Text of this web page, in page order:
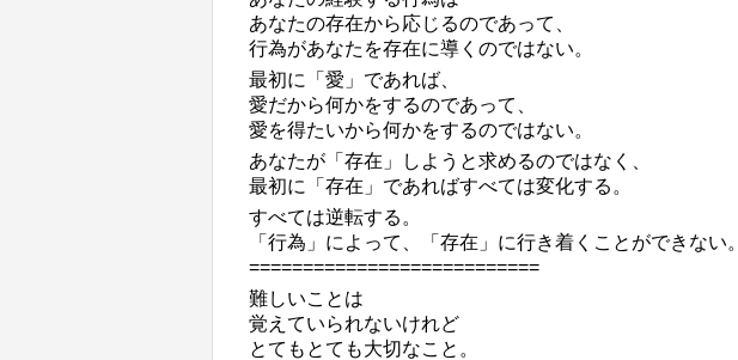
あなたの存在から応じるのであって、
行為があなたを存在に導くのではない。
最初に「愛」であれば、
愛だから何かをするのであって、
愛を得たいから何かをするのではない。
あなたが「存在」しようと求めるのではなく、
最初に「存在」であればすべては変化する。
すべては逆転する。
「行為」によって、「存在」に行き着くことができない。
===========================
難しいことは
覚えていられないけれど
とてもとても大切なこと。